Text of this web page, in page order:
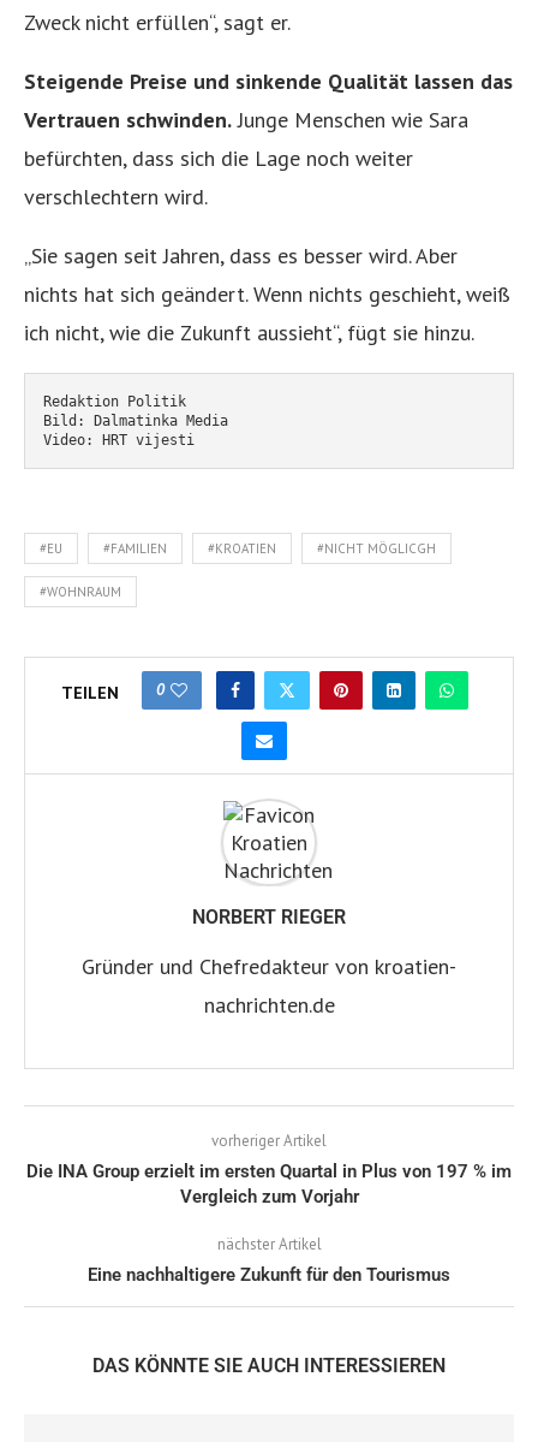
Zweck nicht erfüllen“, sagt er.
Steigende Preise und sinkende Qualität lassen das
Vertrauen schwinden.Junge Menschen wie Sara
befürchten, dass sich die Lage noch weiter
verschlechtern wird.
„Sie sagen seit Jahren, dass es besser wird. Aber
nichts hat sich geändert. Wenn nichts geschieht, weiß
ich nicht, wie die Zukunft aussieht“, fügt sie hinzu.
Redaktion Politik
Bild: Dalmatinka Media
Video: HRT vijesti
#EU #FAMILIEN #KROATIEN #NICHT MÖGLICGH
#WOHNRAUM
TEILEN 0
NORBERT RIEGER
Gründer und Chefredakteur von kroatien-
nachrichten.de
vorheriger Artikel
Die INA Group erzielt im ersten Quartal in Plus von 197 % im
Vergleich zum Vorjahr
nächster Artikel
Eine nachhaltigere Zukunft für den Tourismus
DAS KÖNNTE SIE AUCH INTERESSIEREN